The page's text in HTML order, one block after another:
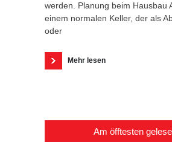
werden. Planung beim Hausbau
einem normalen Keller, der als
oder
Mehr lesen
Am öfftesten